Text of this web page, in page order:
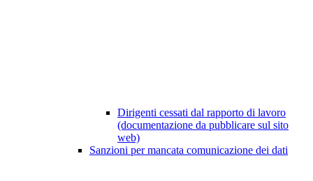
Dirigenti cessati dal rapporto di lavoro
(documentazione da pubblicare sul sito
web)
Sanzioni per mancata comunicazione dei dati